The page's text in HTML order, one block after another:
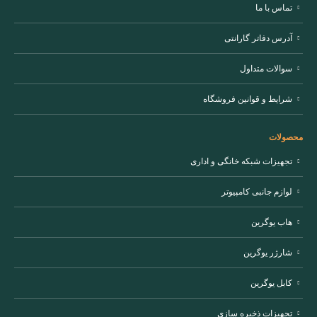
تماس با ما
آدرس دفاتر گارانتی
سوالات متداول
شرایط و قوانین فروشگاه
محصولات
تجهیزات شبکه خانگی و اداری
لوازم جانبی کامپیوتر
هاب یوگرین
شارژر یوگرین
کابل یوگرین
تجهیزات ذخیره سازی